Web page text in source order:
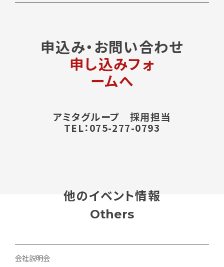
申込み・お問い合わせ
申し込みフォ
ームへ
アミタグループ 採用担当
TEL：075-277-0793
他のイベント情報
Others
会社説明会